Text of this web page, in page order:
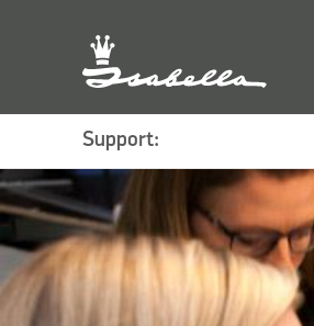
Support: